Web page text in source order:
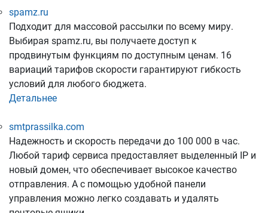
spamz.ru
Подходит для массовой рассылки по всему миру.
Выбирая spamz.ru, вы получаете доступ к
продвинутым функциям по доступным ценам. 16
вариаций тарифов скорости гарантируют гибкость
условий для любого бюджета.
Детальнее
smtprassilka.com
Надежность и скорость передачи до 100 000 в час.
Любой тариф сервиса предоставляет выделенный IP и
новый домен, что обеспечивает высокое качество
отправления. А с помощью удобной панели
управления можно легко создавать и удалять